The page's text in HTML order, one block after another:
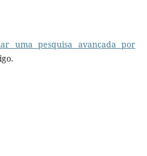
uma pesquisa avançada por